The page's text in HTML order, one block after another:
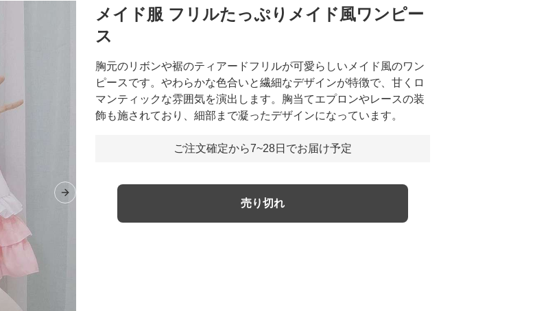
Next slide
メイド服 フリルたっぷりメイド風ワンピー
ス
胸元のリボンや裾のティアードフリルが可愛らしいメイド風のワン
ピースです。やわらかな色合いと繊細なデザインが特徴で、甘くロ
マンティックな雰囲気を演出します。胸当てエプロンやレースの装
飾も施されており、細部まで凝ったデザインになっています。
ご注文確定から7~28日でお届け予定
売り切れ